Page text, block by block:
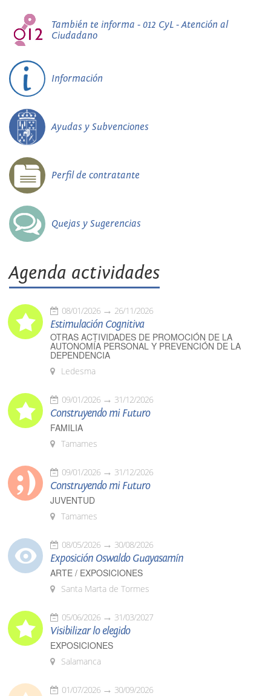
También te informa - 012 CyL - Atención al
Ciudadano
Información
Ayudas y Subvenciones
Perfil de contratante
Quejas y Sugerencias
Agenda actividades
08/01/2026 26/11/2026
Estimulación Cognitiva
OTRAS ACTIVIDADES DE PROMOCIÓN DE LA
AUTONOMÍA PERSONAL Y PREVENCIÓN DE LA
DEPENDENCIA
Ledesma
09/01/2026 31/12/2026
Construyendo mi Futuro
FAMILIA
Tamames
09/01/2026 31/12/2026
Construyendo mi Futuro
JUVENTUD
Tamames
08/05/2026 30/08/2026
Exposición Oswaldo Guayasamín
ARTE / EXPOSICIONES
Santa Marta de Tormes
05/06/2026 31/03/2027
Visibilizar lo elegido
EXPOSICIONES
Salamanca
01/07/2026 30/09/2026